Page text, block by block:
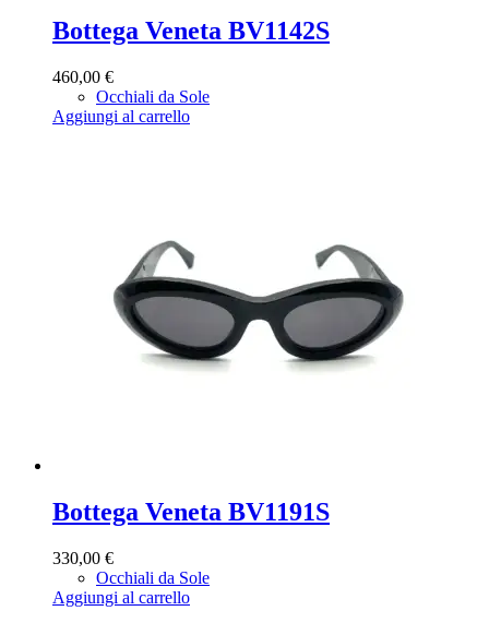
Bottega Veneta BV1142S
460,00 €
Occhiali da Sole
Aggiungi al carrello
Bottega Veneta BV1191S
330,00 €
Occhiali da Sole
Aggiungi al carrello